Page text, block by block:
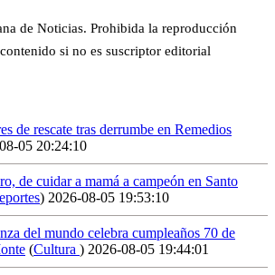
de Noticias. Prohibida la reproducción
si no es suscriptor editorial
de rescate tras derrumbe en Remedios
05 20:24:10
de cuidar a mamá a campeón en Santo
) 2026-08-05 19:53:10
del mundo celebra cumpleaños 70 de
(Cultura ) 2026-08-05 19:44:01